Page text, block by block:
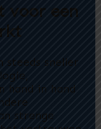
voor een
steeds sneller
hand in hand
strenge